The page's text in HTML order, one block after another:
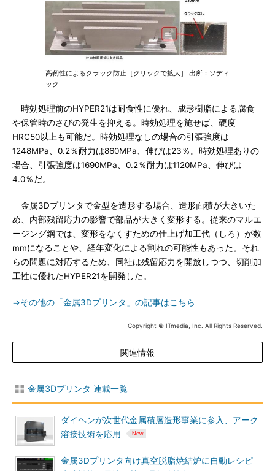
高靭性によるクラック防止［クリックで拡大］ 出所：ソディ
ック
時効処理前のHYPER21は耐食性に優れ、成形樹脂による腐食
や保管時のさびの発生を抑える。時効処理を施せば、硬度
HRC50以上も可能だ。時効処理なしの場合の引張強度は
1248MPa、0.2％耐力は860MPa、伸びは23％。時効処理ありの
場合、引張強度は1690MPa、0.2％耐力は1120MPa、伸びは
4.0％だ。
金属3Dプリンタで金型を造形する場合、造形面積が大きいた
め、内部残留応力の影響で部品が大きく変形する。従来のマルエ
ージング鋼では、変形をなくすための仕上げ加工代（しろ）が数
mmになることや、経年変化による割れの可能性もあった。それ
らの問題に対応するため、同社は残留応力を開放しつつ、切削加
工性に優れたHYPER21を開発した。
⇒その他の「金属3Dプリンタ」の記事はこちら
Copyright © ITmedia, Inc. All Rights Reserved.
関連情報
金属3Dプリンタ 連載一覧
ダイヘンが次世代金属積層造形事業に参入、アーク
溶接技術を応用
金属3Dプリンタ向け真空脱脂焼結炉に自動レシピ